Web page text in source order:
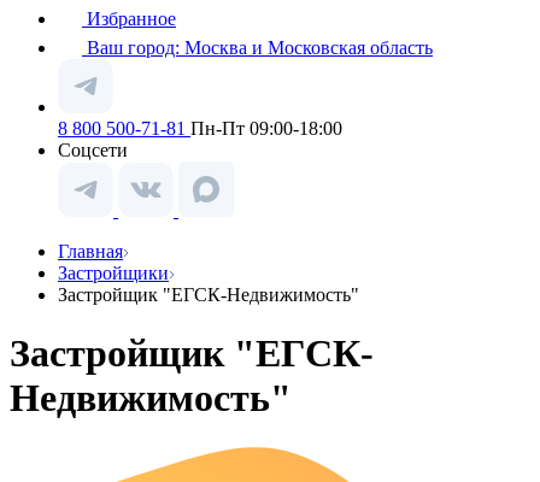
Избранное
Ваш город: Москва и Московская область
8 800 500-71-81 Пн-Пт 09:00-18:00
Соцсети
Главная
Застройщики
Застройщик "ЕГСК-Недвижимость"
Застройщик "ЕГСК-
Недвижимость"